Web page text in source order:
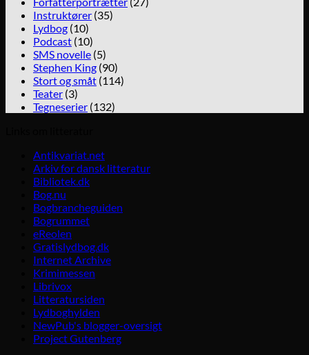
Instruktører (35)
Lydbog (10)
Podcast (10)
SMS novelle (5)
Stephen King (90)
Stort og småt (114)
Teater (3)
Tegneserier (132)
Antikvariat.net
Arkiv for dansk litteratur
Bibliotek.dk
Bog.nu
Bogbrancheguiden
Bogrummet
eReolen
Gratislydbog.dk
Internet Archive
Krimimessen
Librivox
Litteratursiden
Lydboghylden
NewPub's blogger-oversigt
Project Gutenberg